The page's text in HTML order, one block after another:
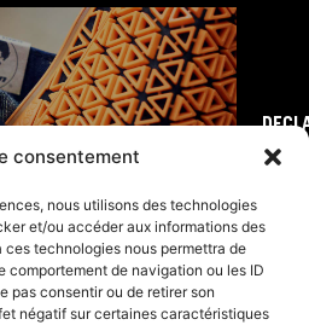
consentement
nous utilisons des technologies
et/ou accéder aux informations des
technologies nous permettra de
comportement de navigation ou les ID
pas consentir ou de retirer son
négatif sur certaines caractéristiques